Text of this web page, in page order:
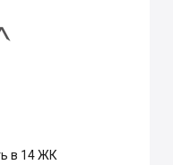
в 14 ЖК